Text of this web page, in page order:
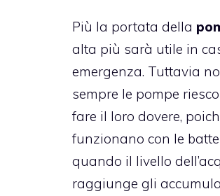
Più la portata della
alta più sarà utile in
emergenza. Tuttavia
sempre le pompe
fare il loro dovere,
funzionano con le
quando il livello
raggiunge gli